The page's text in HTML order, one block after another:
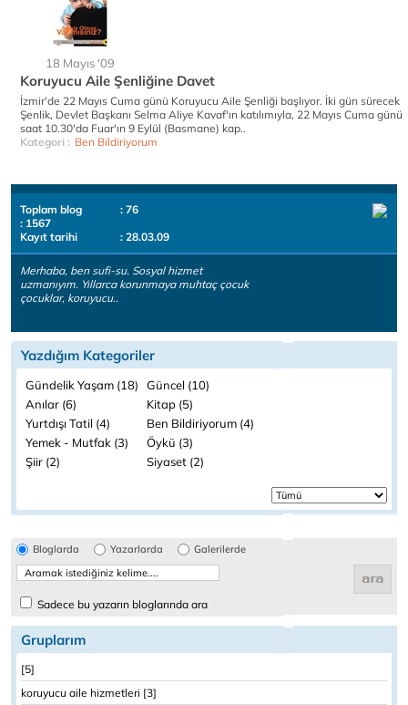
18 Mayıs '09
Koruyucu Aile Şenliğine Davet
İzmir'de 22 Mayıs Cuma günü Koruyucu Aile Şenliği başlıyor. İki gün sürecek
Şenlik, Devlet Başkanı Selma Aliye Kavaf'ın katılımıyla, 22 Mayıs Cuma günü
saat 10.30'da Fuar'ın 9 Eylül (Basmane) kap..
Kategori : Ben Bildiriyorum
Toplam blog
: 76
: 1567
Kayıt tarihi
: 28.03.09
Merhaba, ben sufi-su. Sosyal hizmet
uzmanıyım. Yıllarca korunmaya muhtaç çocuk
çocuklar, koruyucu..
Yazdığım Kategoriler
Gündelik Yaşam (18)
Güncel (10)
Anılar (6)
Kitap (5)
Yurtdışı Tatil (4)
Ben Bildiriyorum (4)
Yemek - Mutfak (3)
Öykü (3)
Şiir (2)
Siyaset (2)
Bloglarda Yazarlarda Galerilerde
Sadece bu yazarın bloglarında ara
Gruplarım
[5]
koruyucu aile hizmetleri [3]